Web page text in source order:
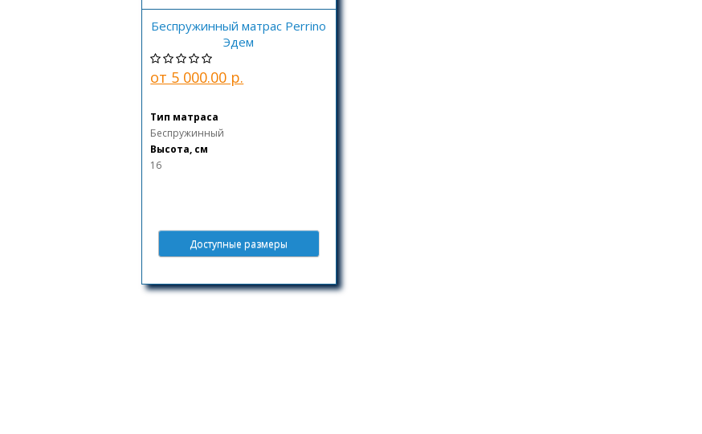
Беспружинный матрас Perrino
Эдем
от 5 000.00 р.
Тип матраса
Беспружинный
Высота, см
16
Доступные размеры